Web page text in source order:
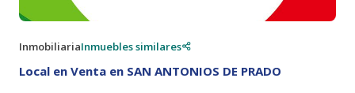
InmobiliariaInmuebles similares
Local en Venta en SAN ANTONIOS DE PRADO